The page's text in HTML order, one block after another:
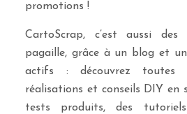
promotions !
CartoScrap, c’est aussi des
pagaille, grâce à un blog et
actifs : découvrez toutes
réalisations et conseils DIY en
tests produits, des